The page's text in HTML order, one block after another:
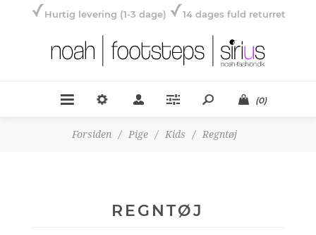
Hurtig levering (1-3 dage) 14 dages fuld returret
(0)
Forsiden / Pige / Kids / Regntøj
REGNTØJ